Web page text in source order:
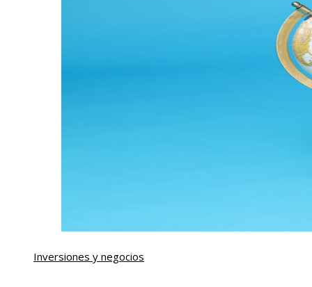
Inversiones y negocios